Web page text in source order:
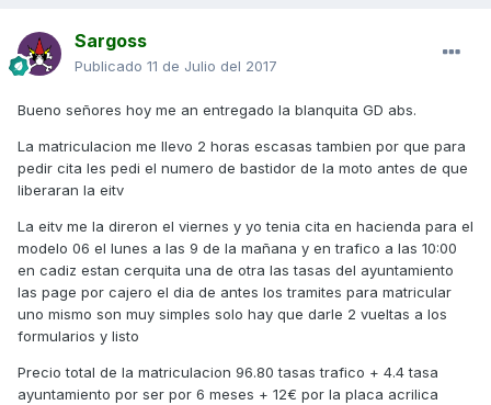
Sargoss
Publicado 11 de Julio del 2017
Bueno señores hoy me an entregado la blanquita GD abs.
La matriculacion me llevo 2 horas escasas tambien por que para
pedir cita les pedi el numero de bastidor de la moto antes de que
liberaran la eitv
La eitv me la direron el viernes y yo tenia cita en hacienda para el
modelo 06 el lunes a las 9 de la mañana y en trafico a las 10:00
en cadiz estan cerquita una de otra las tasas del ayuntamiento
las page por cajero el dia de antes los tramites para matricular
uno mismo son muy simples solo hay que darle 2 vueltas a los
formularios y listo
Precio total de la matriculacion 96.80 tasas trafico + 4.4 tasa
ayuntamiento por ser por 6 meses + 12€ por la placa acrilica